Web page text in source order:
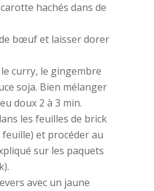
hachés dans de
bœuf et laisser dorer
curry, le gingembre
soja. Bien mélanger
doux 2 à 3 min.
les feuilles de brick
et procéder au
sur les paquets
avec un jaune